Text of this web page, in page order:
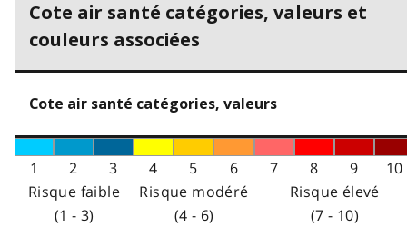
Cote air santé catégories, valeurs et
couleurs associées
Cote air santé catégories, valeurs
1 2 3 4 5 6 7 8 9
10
Risque faible
(1 - 3)
Risque modéré
(4 - 6)
Risque élevé
(7 - 10)